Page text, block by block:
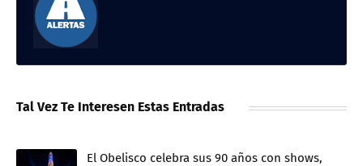
Tal Vez Te Interesen Estas Entradas
El Obelisco celebra sus 90 años con shows,